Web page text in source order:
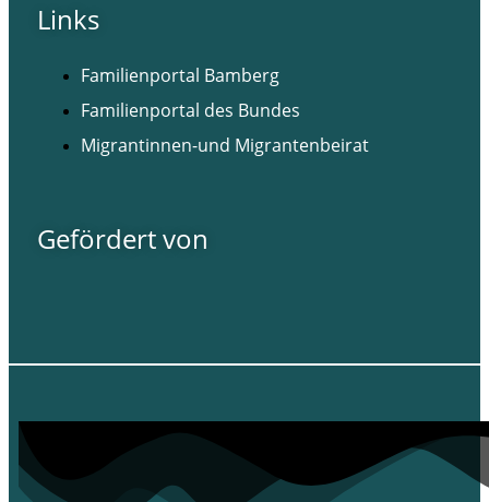
Links
Familienportal Bamberg
Familienportal des Bundes
Migrantinnen-und Migrantenbeirat
Gefördert von